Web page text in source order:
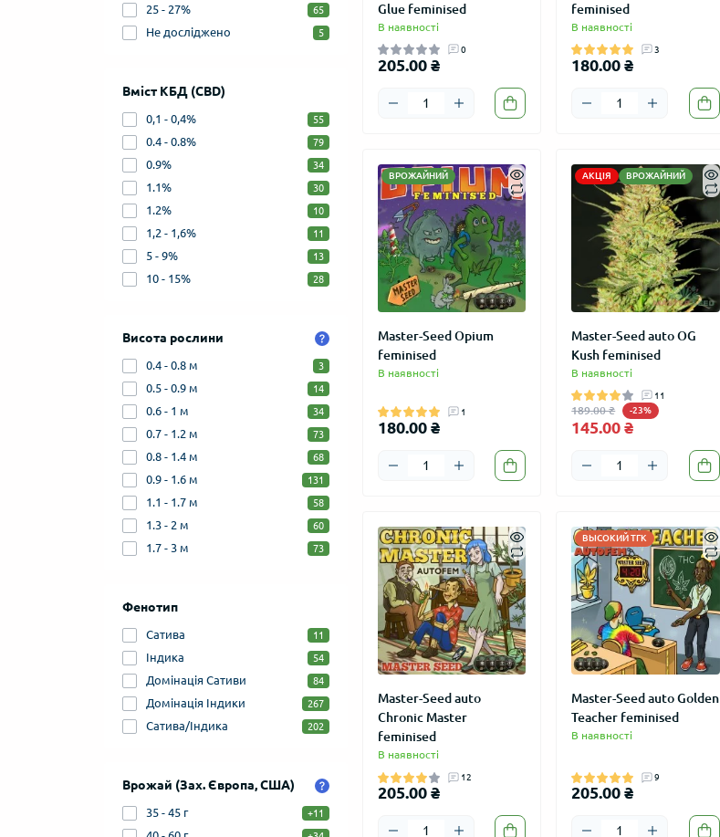
25 - 27% 65
Не досліджено 5
Вміст КБД (CBD)
0,1 - 0,4% 55
0.4 - 0.8% 79
0.9% 34
1.1% 30
1.2% 10
1,2 - 1,6% 11
5 - 9% 13
10 - 15% 28
Висота рослини
0.4 - 0.8 м 3
0.5 - 0.9 м 14
0.6 - 1 м 34
0.7 - 1.2 м 73
0.8 - 1.4 м 68
0.9 - 1.6 м 131
1.1 - 1.7 м 58
1.3 - 2 м 60
1.7 - 3 м 73
Фенотип
Сатива 11
Індика 54
Домінація Сативи 84
Домінація Індики 267
Сатива/Індика 202
Врожай (Зах. Європа, США)
35 - 45 г +11
Glue feminised
В наявності
0
205.00 ₴
feminised
В наявності
3
180.00 ₴
ВРОЖАЙНИЙ
Master-Seed Opium
feminised
В наявності
1
180.00 ₴
АКЦІЯ ВРОЖАЙНИЙ
Master-Seed auto OG
Kush feminised
В наявності
11
189.00 ₴ -23%
145.00 ₴
Master-Seed auto
Chronic Master
feminised
В наявності
12
205.00 ₴
ВЫСОКИЙ ТГК
Master-Seed auto Golden
Teacher feminised
В наявності
9
205.00 ₴